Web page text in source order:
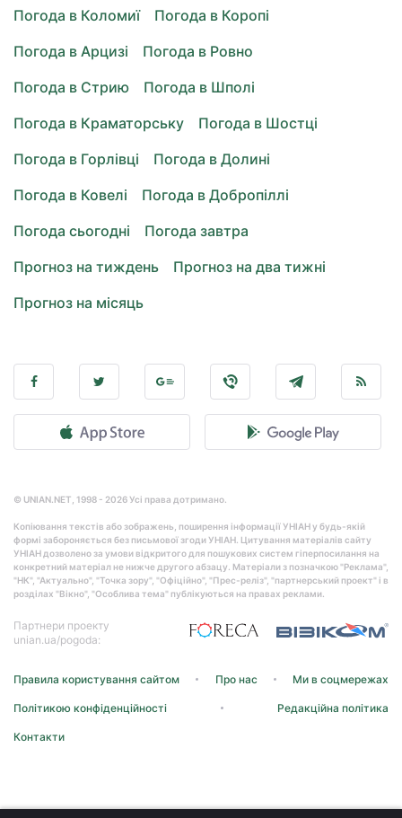
Погода в Коломиї
Погода в Коропі
Погода в Арцизі
Погода в Ровно
Погода в Стрию
Погода в Шполі
Погода в Краматорську
Погода в Шостці
Погода в Горлівці
Погода в Долині
Погода в Ковелі
Погода в Добропіллі
Погода сьогодні
Погода завтра
Прогноз на тиждень
Прогноз на два тижні
Прогноз на місяць
© UNIAN.NET, 1998 - 2026 Усі права дотримано.
Копіювання текстів або зображень, поширення інформації УНІАН у будь-якій
формі забороняється без письмової згоди УНІАН. Цитування матеріалів сайту
УНІАН дозволено за умови відкритого для пошукових систем гіперпосилання на
конкретний матеріал не нижче другого абзацу. Матеріали з позначкою "Реклама",
"НК", "Актуально", "Точка зору", "Офіційно", "Прес-реліз", "партнерський проект" і в
розділах "Вікно", "Особлива тема" публікуються на правах реклами.
Партнери проекту
unian.ua/pogoda:
Правила користування сайтом Про нас Ми в соцмережах
Політикою конфіденційності Редакційна політика
Контакти